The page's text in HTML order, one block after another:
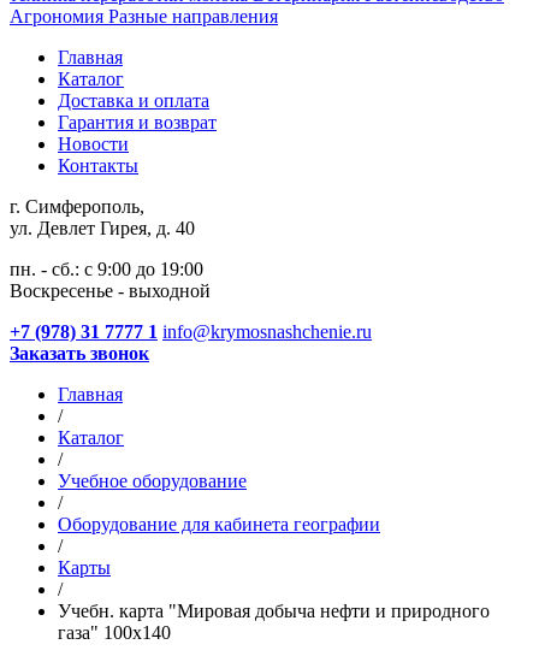
Агрономия Разные направления
Главная
Каталог
Доставка и оплата
Гарантия и возврат
Новости
Контакты
г. Симферополь,
ул. Девлет Гирея, д. 40
пн. - сб.: с 9:00 до 19:00
Воскресенье - выходной
+7 (978) 31 7777 1 info@krymosnashchenie.ru
Заказать звонок
Главная
/
Каталог
/
Учебное оборудование
/
Оборудование для кабинета географии
/
Карты
/
Учебн. карта "Мировая добыча нефти и природного
газа" 100х140